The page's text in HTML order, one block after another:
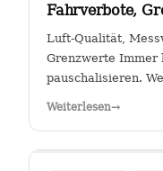
Fahrverbote,
Luft-Qualität,
Grenzwerte Immer
pauschalisieren.
Weiterlesen→